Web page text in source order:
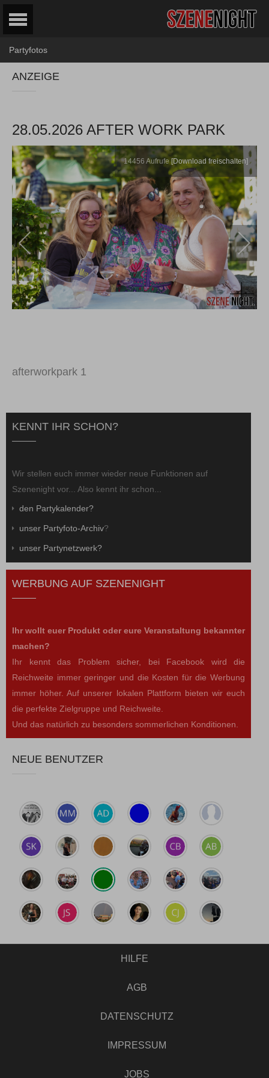
Partyfotos
ANZEIGE
28.05.2026 AFTER WORK PARK
14456 Aufrufe [Download freischalten]
afterworkpark 1
KENNT IHR SCHON?
Wir stellen euch immer wieder neue Funktionen auf
Szenenight vor... Also kennt ihr schon...
den Partykalender?
unser Partyfoto-Archiv?
unser Partynetzwerk?
WERBUNG AUF SZENENIGHT
Ihr wollt euer Produkt oder eure Veranstaltung bekannter
machen?
Ihr kennt das Problem sicher, bei Facebook wird die
Reichweite immer geringer und die Kosten für die Werbung
immer höher. Auf unserer lokalen Plattform bieten wir euch
die perfekte Zielgruppe und Reichweite.
Und das natürlich zu besonders sommerlichen Konditionen.
NEUE BENUTZER
HILFE
AGB
DATENSCHUTZ
IMPRESSUM
JOBS